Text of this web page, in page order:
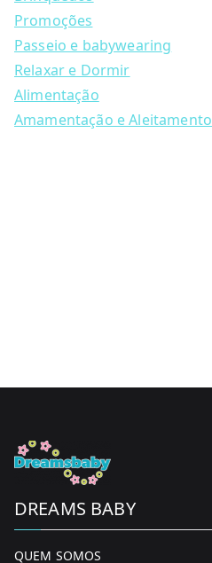
may
be
chosen
on
the
c
h
Promoções
Passeio e babywearing
Relaxar e Dormir
Alimentação
Amamentação e Aleitamento
DREAMS BABY
QUEM SOMOS